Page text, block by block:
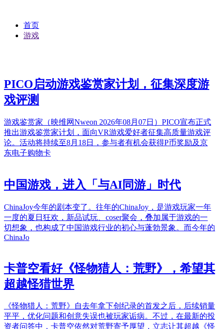
首页
游戏
PICO启动游戏鉴赏家计划，征集深度游
戏评测
游戏鉴赏家（映维网Nweon 2026年08月07日）PICO宣布正式
推出游戏鉴赏家计划，面向VR游戏爱好者征集高质量游戏评
论。活动将持续至8月18日，参与者有机会获得P币奖励及京
东电子购物卡
中国游戏，进入「与AI同游」时代
ChinaJoy今年的剧本变了。往年的ChinaJoy，是游戏玩家一年
一度的夏日狂欢，新品试玩、coser聚会，叠加属于游戏的一
切想象，也构成了中国游戏行业的初心与蓬勃景象。而今年的
ChinaJo
卡普空看好《怪物猎人：荒野》，希望其
超越怪猎世界
《怪物猎人：荒野》自去年拿下创纪录的首发之后，后续销量
平平，优化问题和创意失误也被玩家诟病。不过，在最新的投
资者问答中，卡普空依然对荒野寄予厚望，立志让其超越《怪